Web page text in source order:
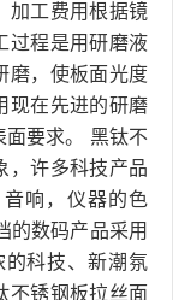
加工费用根据镜
过程是用研磨液
磨，使板面光度
现在先进的研磨
要求。 黑钛不
，许多科技产品
响，仪器的色
的数码产品采用
的科技、新潮氛
不锈钢板拉丝面